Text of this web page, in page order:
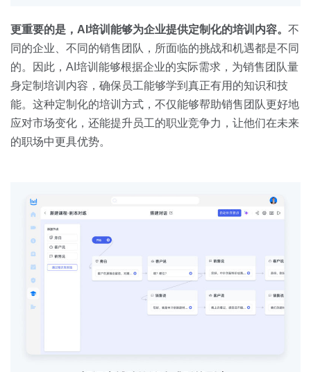
更重要的是， AI 培训能够为企业提供定制化的培训内容。 不
同的企业、不同的销售团队，所面临的挑战和机遇都是不同
的。因此，AI培训能够根据企业的实际需求，为销售团队量
身定制培训内容，确保员工能够学到真正有用的知识和技
能。这种定制化的培训方式，不仅能够帮助销售团队更好地
应对市场变化，还能提升员工的职业竞争力，让他们在未来
的职场中更具优势。